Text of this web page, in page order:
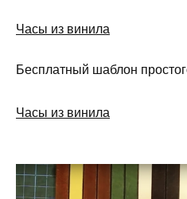
Часы из винила
Бесплатный шаблон
Часы из винила